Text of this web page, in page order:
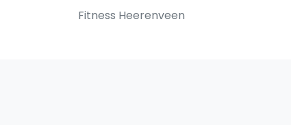
Fitness Heerenveen